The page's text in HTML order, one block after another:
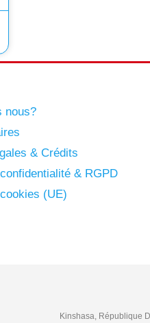
nous?
& Crédits
& RGPD
(UE)
Kinshasa, République